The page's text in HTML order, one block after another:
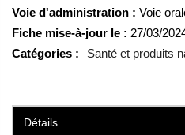
Voie d'administration : Voie
Fiche mise-à-jour le : 27/03/
Catégories :
Santé et produits
Détails